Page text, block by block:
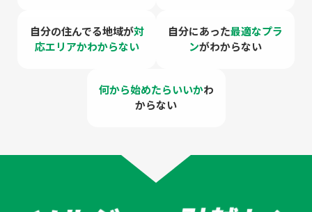
自分の住んでる地域が対
応エリアかわからない
自分にあった最適なプラ
ンがわからない
何から始めたらいいかわ
からない